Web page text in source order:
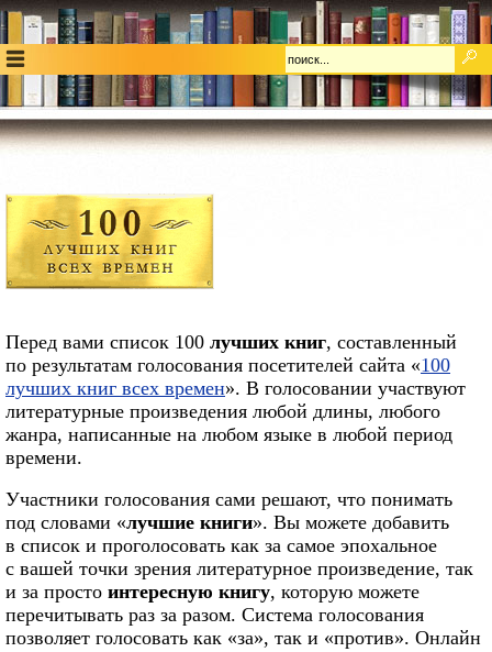
Перед вами список 100 лучших книг, составленный
по результатам голосования посетителей сайта «100
лучших книг всех времен». В голосовании участвуют
литературные произведения любой длины, любого
жанра, написанные на любом языке в любой период
времени.
Участники голосования сами решают, что понимать
под словами «лучшие книги». Вы можете добавить
в список и проголосовать как за самое эпохальное
с вашей точки зрения литературное произведение, так
и за просто интересную книгу, которую можете
перечитывать раз за разом. Система голосования
позволяет голосовать как «за», так и «против». Онлайн